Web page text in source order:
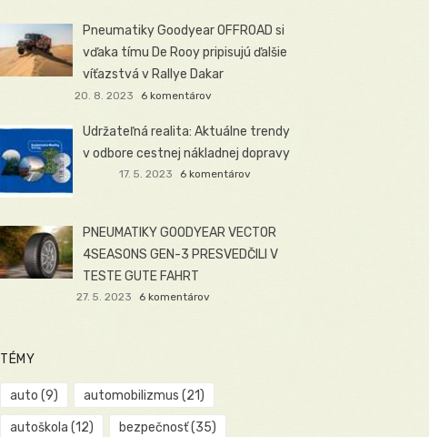
Pneumatiky Goodyear OFFROAD si
vďaka tímu De Rooy pripisujú ďalšie
víťazstvá v Rallye Dakar
20. 8. 2023 6 komentárov
Udržateľná realita: Aktuálne trendy
v odbore cestnej nákladnej dopravy
17. 5. 2023 6 komentárov
PNEUMATIKY GOODYEAR VECTOR
4SEASONS GEN-3 PRESVEDČILI V
TESTE GUTE FAHRT
27. 5. 2023 6 komentárov
TÉMY
auto (9) automobilizmus (21)
autoškola (12) bezpečnosť(35)